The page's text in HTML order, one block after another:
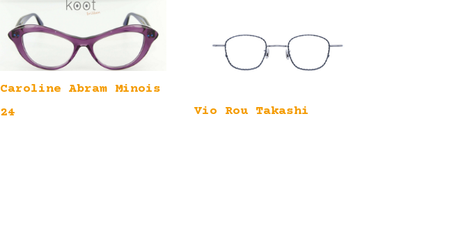
Caroline Abram Minois
24
Vio Rou Takashi